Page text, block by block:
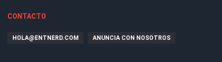
CONTACTO
HOLA@ENTNERD.COM ANUNCIA CON NOSOTROS